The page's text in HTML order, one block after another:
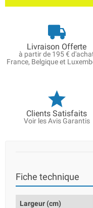
Livraison Offerte
à partir de 195 €
France, Belgique et
Clients Satisfaits
Voir les Avis Garantis
Fiche technique
Largeur (cm)